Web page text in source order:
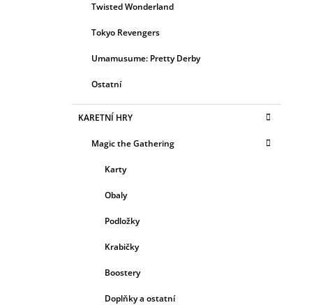
Twisted Wonderland
Tokyo Revengers
Umamusume: Pretty Derby
Ostatní
KARETNÍ HRY
Magic the Gathering
Karty
Obaly
Podložky
Krabičky
Boostery
Doplňky a ostatní